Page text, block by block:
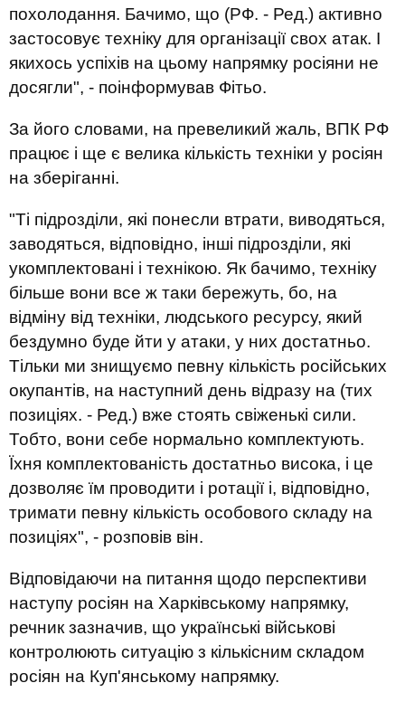
похолодання. Бачимо, що (РФ. - Ред.) активно
застосовує техніку для організації свох атак. І
якихось успіхів на цьому напрямку росіяни не
досягли", - поінформував Фітьо.
За його словами, на превеликий жаль, ВПК РФ
працює і ще є велика кількість техніки у росіян
на зберіганні.
"Ті підрозділи, які понесли втрати, виводяться,
заводяться, відповідно, інші підрозділи, які
укомплектовані і технікою. Як бачимо, техніку
більше вони все ж таки бережуть, бо, на
відміну від техніки, людського ресурсу, який
бездумно буде йти у атаки, у них достатньо.
Тільки ми знищуємо певну кількість російських
окупантів, на наступний день відразу на (тих
позиціях. - Ред.) вже стоять свіженькі сили.
Тобто, вони себе нормально комплектують.
Їхня комплектованість достатньо висока, і це
дозволяє їм проводити і ротації і, відповідно,
тримати певну кількість особового складу на
позиціях", - розповів він.
Відповідаючи на питання щодо перспективи
наступу росіян на Харківському напрямку,
речник зазначив, що українські військові
контролюють ситуацію з кількісним складом
росіян на Куп'янському напрямку.